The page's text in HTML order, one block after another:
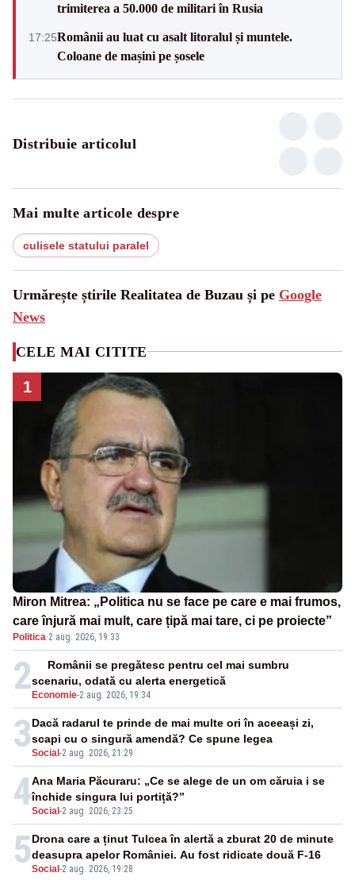
trimiterea a 50.000 de militari în Rusia
17:25Românii au luat cu asalt litoralul și muntele.
Coloane de mașini pe șosele
Distribuie articolul
Mai multe articole despre
culisele statului paralel
Urmărește știrile Realitatea de Buzau și pe Google
News
CELE MAI CITITE
1
Miron Mitrea: „Politica nu se face pe care e mai frumos,
care înjură mai mult, care țipă mai tare, ci pe proiecte”
Politica·2 aug. 2026, 19:33
2 Economie-2 aug. 2026, 19:34
Românii se pregătesc pentru cel mai sumbru
scenariu, odată cu alerta energetică
3Social -2 aug. 2026, 21:29
Dacă radarul te prinde de mai multe ori în aceeași zi,
scapi cu o singură amendă? Ce spune legea
4Social -2 aug. 2026, 23:25
Ana Maria Păcuraru: „Ce se alege de un om căruia i se
închide singura lui portiță?”
5Social -2 aug. 2026, 19:28
Drona care a ținut Tulcea în alertă a zburat 20 de minute
deasupra apelor României. Au fost ridicate două F-16